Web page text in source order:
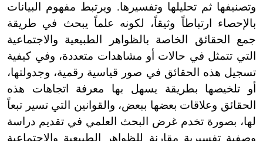
وتصنيفها ثم تحليلها وتفسيرها. ويرتبط مفهوم البيانات
بالإحصاء ارتباطاً وثيقاً، لكونه علماً يبحث في طريقة
جمع الحقائق الخاصة بالظواهر الطبيعية والاجتماعية
التي تتمثل في حالات أو مشاهدات متعددة، وفي كيفية
تسجيل هذه الحقائق في صور قياسية رقمية، وجدولتها،
أو تلخيصها بطريقة يسهل بها معرفة اتجاهات هذه
الحقائق وعلاقات بعضها ببعض، والقوانين التي تسير تبعاً
لها، بصورة تخدم غرض البحث العلمي في تقديم دراسة
وصفية تفسيرية مقارنة للظواهر الطبيعية والاجتماعية